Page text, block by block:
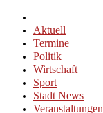
Aktuell
Termine
Politik
Wirtschaft
Sport
Stadt News
Veranstaltungen